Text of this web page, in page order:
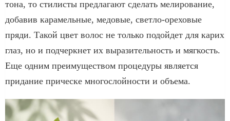
тона, то стилисты предлагают сделать мелирование,
добавив карамельные, медовые, светло-ореховые
пряди. Такой цвет волос не только подойдет для карих
глаз, но и подчеркнет их выразительность и мягкость.
Еще одним преимуществом процедуры является
придание прическе многослойности и объема.